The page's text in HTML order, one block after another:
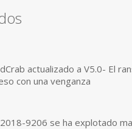
actualizado a V5.0- El
con una venganza
9206 se ha explotado